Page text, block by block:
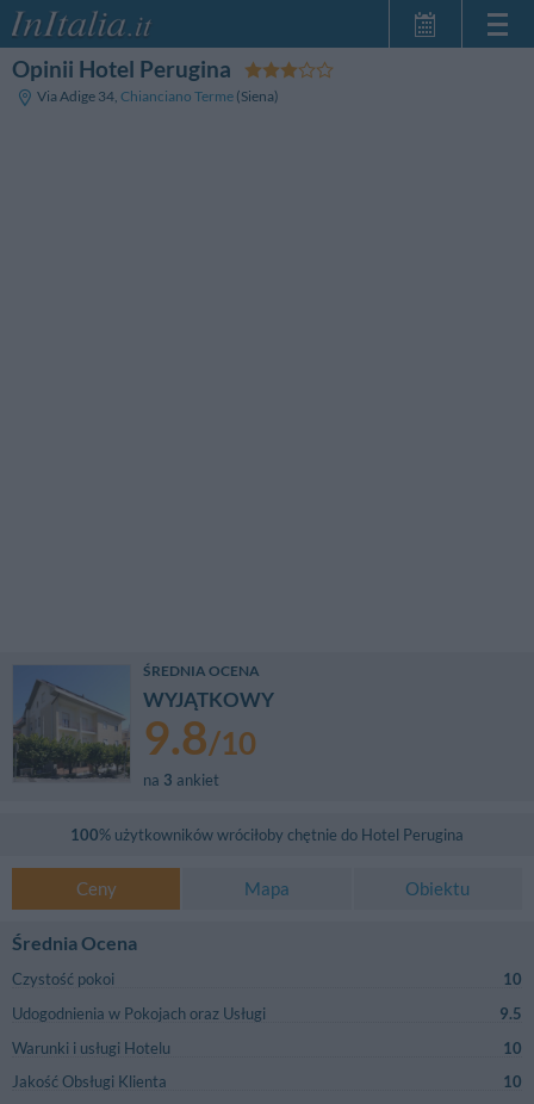
Opinii Hotel Perugina
Via Adige 34, Chianciano Terme (Siena)
ŚREDNIA OCENA
WYJĄTKOWY
9.8/10
na 3 ankiet
100% użytkowników wróciłoby chętnie do Hotel Perugina
Ceny Mapa Obiektu
Średnia Ocena
Czystość pokoi
10
Udogodnienia w Pokojach oraz Usługi
9.5
Warunki i usługi Hotelu
10
Jakość Obsługi Klienta
10